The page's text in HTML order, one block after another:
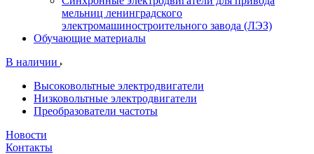
мельниц ленинградского
электромашиностроительного завода (ЛЭЗ)
Обучающие материалы
В наличии
Высоковольтные электродвигатели
Низковольтные электродвигатели
Преобразователи частоты
Новости
Контакты